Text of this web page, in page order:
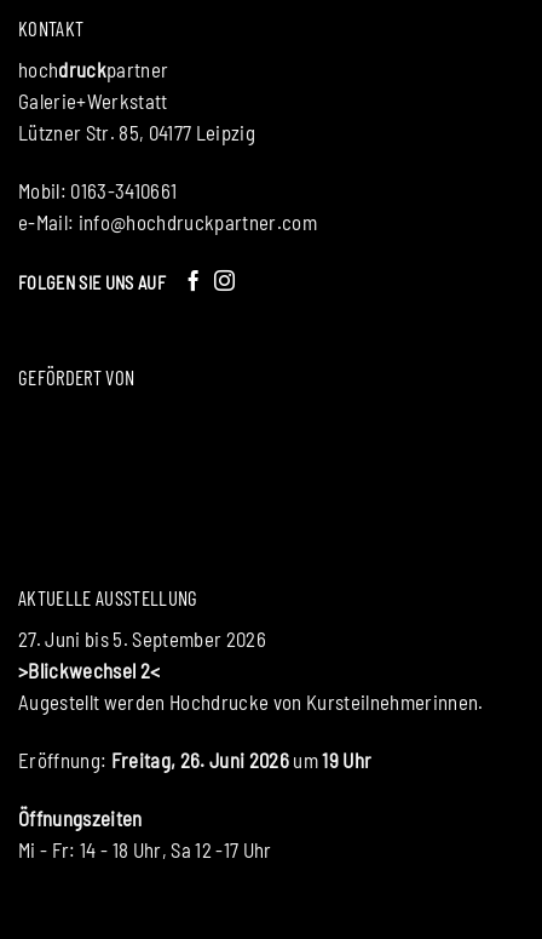
KONTAKT
hochdruckpartner
Galerie+Werkstatt
Lützner Str. 85, 04177 Leipzig
Mobil: 0163-3410661
e-Mail: info@hochdruckpartner.com
FOLGEN SIE UNS AUF
GEFÖRDERT VON
AKTUELLE AUSSTELLUNG
27. Juni bis 5. September 2026
>Blickwechsel 2<
Augestellt werden Hochdrucke von Kursteilnehmerinnen.
Eröffnung: Freitag, 26. Juni 2026 um19 Uhr
Öffnungszeiten
Mi - Fr: 14 - 18 Uhr, Sa 12 -17 Uhr